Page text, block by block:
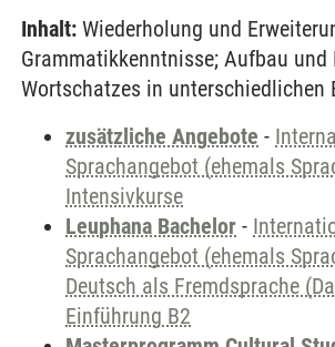
Inhalt: Wiederholung und
Grammatikkenntnisse; Aufbau und
Wortschatzes in unterschiedlichen
zusätzliche Angebote -
Sprachangebot (ehemals
Intensivkurse
Leuphana Bachelor -
Sprachangebot (ehemals
Deutsch als Fremdsprache
Einführung B2